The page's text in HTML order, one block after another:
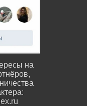
на